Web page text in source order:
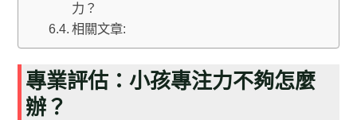
力？
相關文章:
專業評估：小孩專注力不夠怎麼
辦？